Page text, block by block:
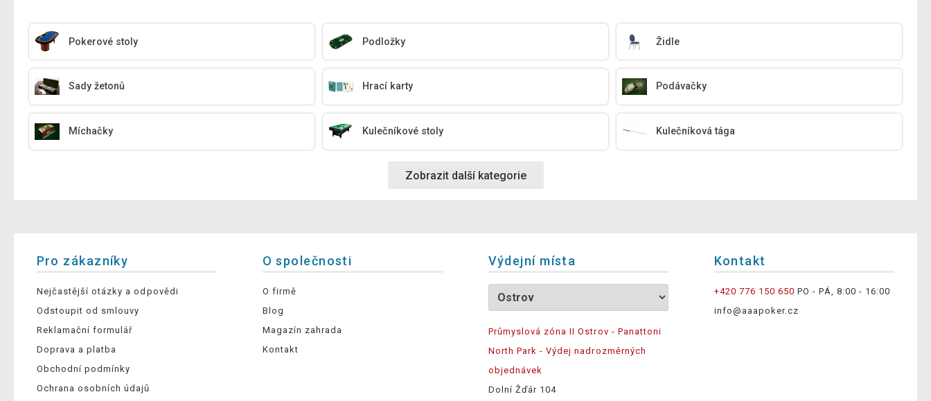
Pokerové stoly Podložky Židle
Sady žetonů Hrací karty Podávačky
Míchačky Kulečníkové stoly Kulečníková tága
Zobrazit další kategorie
Pro zákazníky
Nejčastější otázky a odpovědi
Odstoupit od smlouvy
Reklamační formulář
Doprava a platba
Obchodní podmínky
Ochrana osobních údajů
O společnosti
O firmě
Blog
Magazín zahrada
Kontakt
Výdejní místa
Průmyslová zóna II Ostrov - Panattoni
North Park - Výdej nadrozměrných
objednávek
Dolní Žďár 104
Kontakt
+420 776 150 650 PO - PÁ, 8:00 - 16:00
info@aaapoker.cz